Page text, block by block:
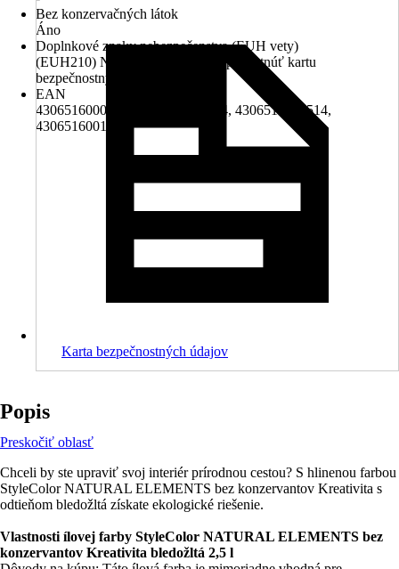
Bez konzervačných látok
Áno
Doplnkové znaky nebezpečenstva (EUH vety)
(EUH210) Na požiadanie možno poskytnúť kartu
bezpečnostných údajov.
EAN
4306516000531, 4306516001224, 4306516001514,
4306516001675
Karta bezpečnostných údajov
Popis
Preskočiť oblasť
Chceli by ste upraviť svoj interiér prírodnou cestou? S hlinenou farbou
StyleColor NATURAL ELEMENTS bez konzervantov Kreativita s
odtieňom bledožltá získate ekologické riešenie.
Vlastnosti ílovej farby StyleColor NATURAL ELEMENTS bez
konzervantov Kreativita bledožltá 2,5 l